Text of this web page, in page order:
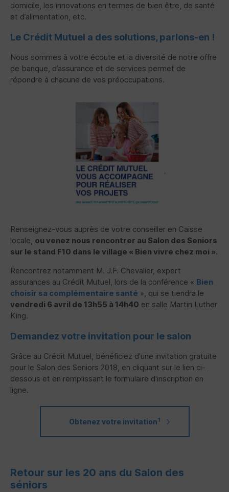
domicile, les innovations en termes de bien être, de santé
et d’alimentation, etc.
Le Crédit Mutuel a des solutions, parlons-en !
Nous sommes à votre écoute et la diversité de notre offre
de banque, d’assurance et de services permet de
répondre à chacune de vos préoccupations.
Renseignez-vous auprès de votre conseiller en Caisse
locale, ou venez nous rencontrer au Salon des Seniors
sur le stand F10 dans le village « Bien vivre chez moi ».
Rencontrez notamment M. J.F. Chevalier, expert
assurances au Crédit Mutuel, lors de la conférence « Bien
choisir sa complémentaire santé », qui se tiendra le
vendredi 6 avril de 13h55 à 14h40 en salle Martin Luther
King.
Demandez votre invitation pour le salon
Grâce au Crédit Mutuel, bénéficiez d'une invitation gratuite
pour le Salon des Seniors 2018, en cliquant sur le lien ci-
dessous et en remplissant le formulaire d'inscription en
ligne.
Obtenez votre invitation1
Retour sur les 20 ans du Salon des
séniors